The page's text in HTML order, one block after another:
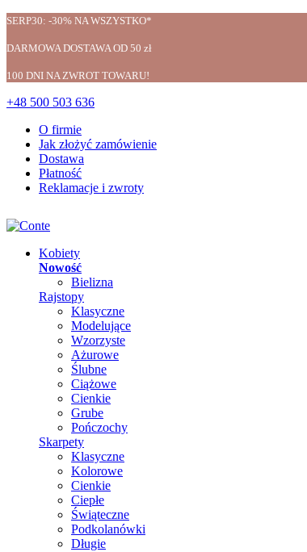
SERP30: -30% NA WSZYSTKO*
DARMOWA DOSTAWA OD 50 zł
100 DNI NA ZWROT TOWARU!
+48 500 503 636
O firmie
Jak złożyć zamówienie
Dostawa
Płatność
Reklamacje i zwroty
Kobiety
Nowość
Bielizna
Rajstopy
Klasyczne
Modelujące
Wzorzyste
Ażurowe
Ślubne
Ciążowe
Cienkie
Grube
Pończochy
Skarpety
Klasyczne
Kolorowe
Cienkie
Ciepłe
Świąteczne
Podkolanówki
Długie